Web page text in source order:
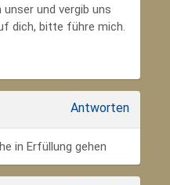
und vergib uns
dich, bitte führe mich.
Antworten
in Erfüllung gehen